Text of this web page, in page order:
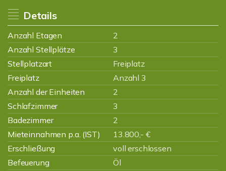
Details
Anzahl Etagen
2
Anzahl Stellplätze
3
Stellplatzart
Freiplatz
Freiplatz
Anzahl 3
Anzahl der Einheiten
2
Schlafzimmer
3
Badezimmer
2
Mieteinnahmen p.a. (IST)
13.800,- €
Erschließung
voll erschlossen
Befeuerung
Öl